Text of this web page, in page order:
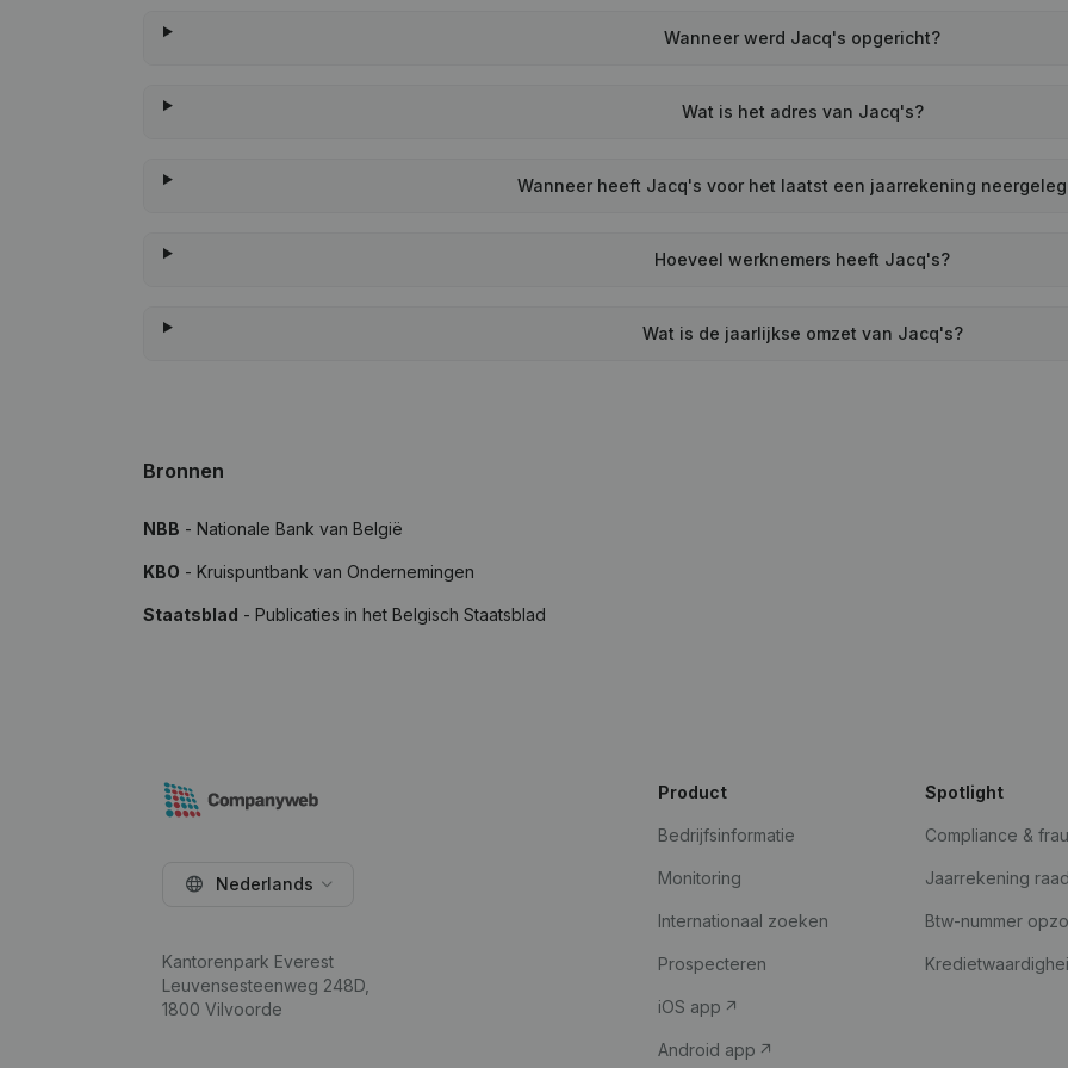
Wanneer werd Jacq's opgericht?
Wat is het adres van Jacq's?
Wanneer heeft Jacq's voor het laatst een jaarrekening
Hoeveel werknemers heeft Jacq's?
Wat is de jaarlijkse omzet van Jacq's?
Bronnen
NBB - Nationale Bank van België
KBO - Kruispuntbank van Ondernemingen
Staatsblad - Publicaties in het Belgisch Staatsblad
Nederlands
Kantorenpark Everest
Leuvensesteenweg 248D,
1800 Vilvoorde
Product
Bedrijfsinformatie
Monitoring
Internationaal zoeken
Prospecteren
iOS app
Android app
Spotlight
Compliance &
Jaarrekening
Btw-nummer